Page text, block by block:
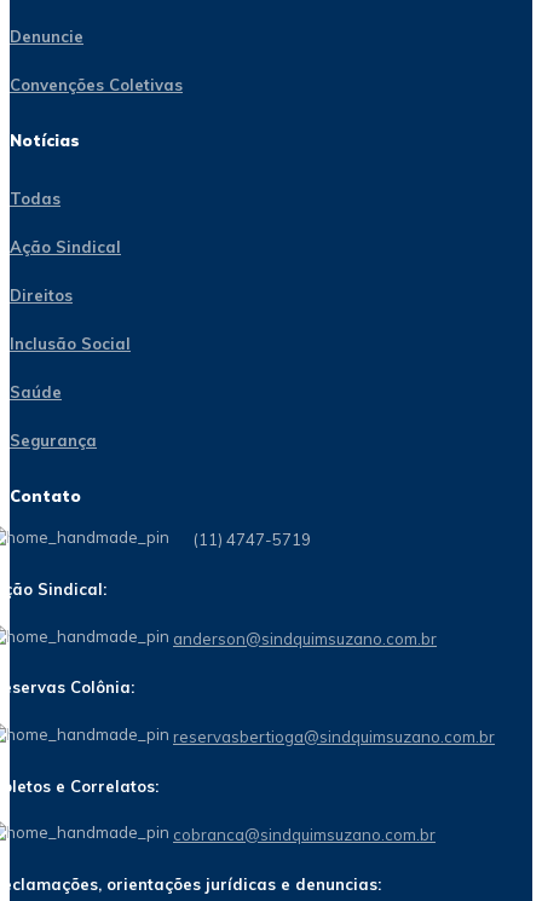
Denuncie
Convenções Coletivas
Notícias
Todas
Ação Sindical
Direitos
Inclusão Social
Saúde
Segurança
Contato
(11) 4747-5719
Sindical:
anderson@sindquimsuzano.com.br
Colônia:
reservasbertioga@sindquimsuzano.com.br
e Correlatos:
cobranca@sindquimsuzano.com.br
orientações jurídicas e denuncias: